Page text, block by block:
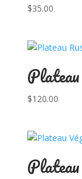
$35.00
$120.00